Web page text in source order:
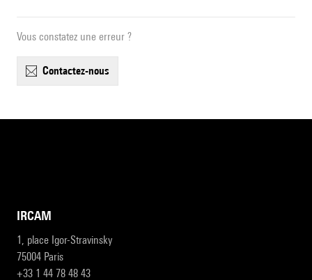
Vous constatez une erreur ?
contactez-nous
IRCAM
1, place Igor-Stravinsky
75004 Paris
+33 1 44 78 48 43